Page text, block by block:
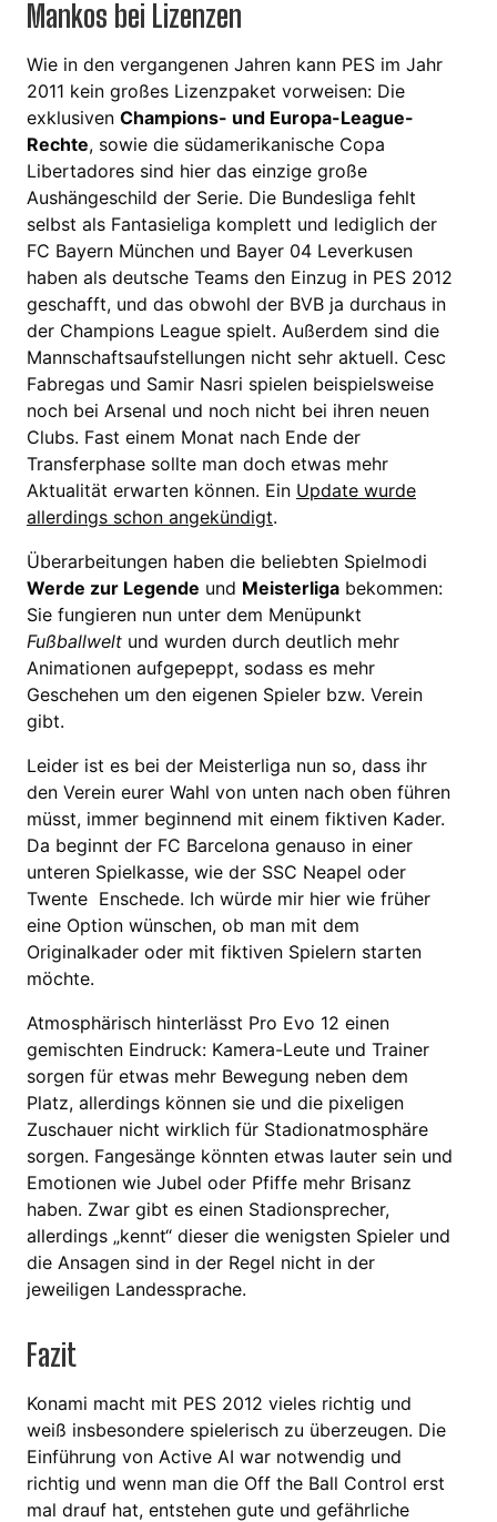
Mankos bei Lizenzen
Wie in den vergangenen Jahren kann PES im Jahr
2011 kein großes Lizenzpaket vorweisen: Die
exklusiven Champions- und Europa-League-
Rechte, sowie die südamerikanische Copa
Libertadores sind hier das einzige große
Aushängeschild der Serie. Die Bundesliga fehlt
selbst als Fantasieliga komplett und lediglich der
FC Bayern München und Bayer 04 Leverkusen
haben als deutsche Teams den Einzug in PES 2012
geschafft, und das obwohl der BVB ja durchaus in
der Champions League spielt. Außerdem sind die
Mannschaftsaufstellungen nicht sehr aktuell. Cesc
Fabregas und Samir Nasri spielen beispielsweise
noch bei Arsenal und noch nicht bei ihren neuen
Clubs. Fast einem Monat nach Ende der
Transferphase sollte man doch etwas mehr
Aktualität erwarten können. Ein Update wurde
allerdings schon angekündigt.
Überarbeitungen haben die beliebten Spielmodi
Werde zur Legende und Meisterliga bekommen:
Sie fungieren nun unter dem Menüpunkt
Fußballwelt und wurden durch deutlich mehr
Animationen aufgepeppt, sodass es mehr
Geschehen um den eigenen Spieler bzw. Verein
gibt.
Leider ist es bei der Meisterliga nun so, dass ihr
den Verein eurer Wahl von unten nach oben führen
müsst, immer beginnend mit einem fiktiven Kader.
Da beginnt der FC Barcelona genauso in einer
unteren Spielkasse, wie der SSC Neapel oder
Twente Enschede. Ich würde mir hier wie früher
eine Option wünschen, ob man mit dem
Originalkader oder mit fiktiven Spielern starten
möchte.
Atmosphärisch hinterlässt Pro Evo 12 einen
gemischten Eindruck: Kamera-Leute und Trainer
sorgen für etwas mehr Bewegung neben dem
Platz, allerdings können sie und die pixeligen
Zuschauer nicht wirklich für Stadionatmosphäre
sorgen. Fangesänge könnten etwas lauter sein und
Emotionen wie Jubel oder Pfiffe mehr Brisanz
haben. Zwar gibt es einen Stadionsprecher,
allerdings „kennt“ dieser die wenigsten Spieler und
die Ansagen sind in der Regel nicht in der
jeweiligen Landessprache.
Fazit
Konami macht mit PES 2012 vieles richtig und
weiß insbesondere spielerisch zu überzeugen. Die
Einführung von Active AI war notwendig und
richtig und wenn man die Off the Ball Control erst
mal drauf hat, entstehen gute und gefährliche